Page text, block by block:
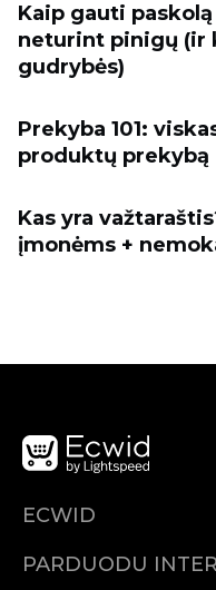
Kaip gauti
neturint pinigų (ir
gudrybės)
Prekyba 101:
produktų prekybą
Kas yra
įmonėms +
ECWID
Kainodara
PARDUODU